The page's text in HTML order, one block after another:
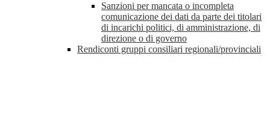
Sanzioni per mancata o incompleta
comunicazione dei dati da parte dei titolari
di incarichi politici, di amministrazione, di
direzione o di governo
Rendiconti gruppi consiliari regionali/provinciali